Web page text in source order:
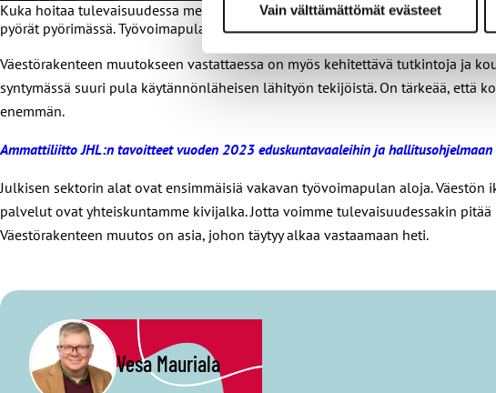
Vain välttämättömät evästeet
Kuka hoitaa tulevaisuudessa meidät ja vanhempamme? Rautaisia
pyörät pyörimässä. Työvoimapulaan täytyy löytää ratkaisuja.
Väestörakenteen muutokseen vastattaessa on myös kehitettävä tutkintoja ja
syntymässä suuri pula käytännönläheisen lähityön tekijöistä. On tärkeää,
enemmän.
Ammattiliitto JHL:n tavoitteet vuoden 2023 eduskuntavaaleihin ja hallitusohjelmaan
Julkisen sektorin alat ovat ensimmäisiä vakavan työvoimapulan aloja.
palvelut ovat yhteiskuntamme kivijalka. Jotta voimme tulevaisuudessakin
Väestörakenteen muutos on asia, johon täytyy alkaa vastaamaan heti.
Vesa Mauriala